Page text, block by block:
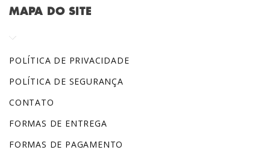
MAPA DO SITE
POLÍTICA DE PRIVACIDADE
POLÍTICA DE SEGURANÇA
CONTATO
FORMAS DE ENTREGA
FORMAS DE PAGAMENTO